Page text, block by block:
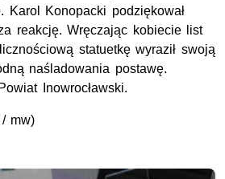
Karol Konopacki podziękował
reakcję. Wręczając kobiecie list
statuetkę wyraził swoją
naśladowania postawę.
Inowrocławski.
mw)